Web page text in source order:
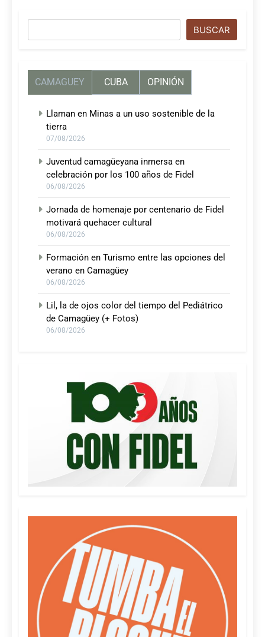
BUSCAR
CAMAGUEY CUBA OPINIÓN
Llaman en Minas a un uso sostenible de la
tierra
07/08/2026
Juventud camagüeyana inmersa en
celebración por los 100 años de Fidel
06/08/2026
Jornada de homenaje por centenario de Fidel
motivará quehacer cultural
06/08/2026
Formación en Turismo entre las opciones del
verano en Camagüey
06/08/2026
Lil, la de ojos color del tiempo del Pediátrico
de Camagüey (+ Fotos)
06/08/2026